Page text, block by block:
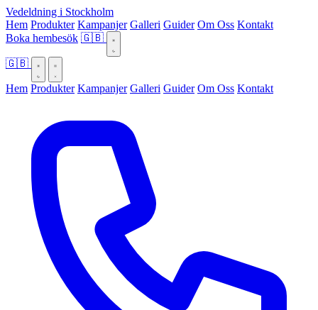
Vedeldning i Stockholm
Hem Produkter Kampanjer Galleri Guider Om Oss Kontakt
Boka hembesök 🇬🇧
🇬🇧
Hem Produkter Kampanjer Galleri Guider Om Oss Kontakt